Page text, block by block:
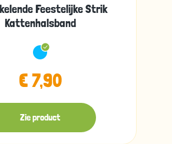
Feestelijke Strik
Kattenhalsband
€ 7,90
Zie product